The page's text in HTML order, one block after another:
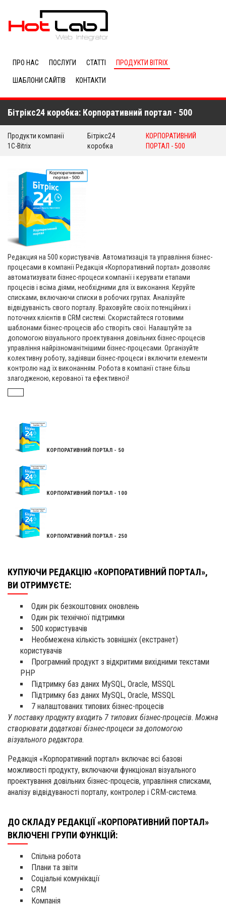
ПРО НАС ПОСЛУГИ СТАТТІ ПРОДУКТИ BITRIX
ШАБЛОНИ САЙТІВ КОНТАКТИ
Бітрікс24 коробка: Корпоративний портал - 500
Продукти компанії
1C-Bitrix
Бітрікс24
коробка
КОРПОРАТИВНИЙ
ПОРТАЛ - 500
Редакция на 500 користувачів. Автоматизація та управління бізнес-
процесами в компанії Редакція «Корпоративний портал» дозволяє
автоматизувати бізнес-процеси компанії і керувати етапами
процесів і всіма діями, необхідними для їх виконання. Керуйте
списками, включаючи списки в робочих групах. Аналізуйте
відвідуваність свого порталу. Враховуйте своїх потенційних і
поточних клієнтів в CRM системі. Скористайтеся готовими
шаблонами бізнес-процесів або створіть свої. Налаштуйте за
допомогою візуального проектування довільних бізнес-процесів
управління найрізноманітнішими бізнес-процесами. Організуйте
колективну роботу, задіявши бізнес-процеси і включити елементи
контролю над їх виконанням. Робота в компанії стане більш
злагодженою, керованої та ефективної!
КОРПОРАТИВНИЙ ПОРТАЛ - 50
КОРПОРАТИВНИЙ ПОРТАЛ - 100
КОРПОРАТИВНИЙ ПОРТАЛ - 250
КУПУЮЧИ РЕДАКЦІЮ «КОРПОРАТИВНИЙ ПОРТАЛ»,
ВИ ОТРИМУЄТЕ:
Один рік безкоштовних оновлень
Один рік технічної підтримки
500 користувачів
Необмежена кількість зовнішніх (екстранет)
користувачів
Програмний продукт з відкритими вихідними текстами
PHP
Підтримку баз даних MySQL, Oracle, MSSQL
Підтримку баз даних MySQL, Oracle, MSSQL
7 налаштованих типових бізнес-процесів
У поставку продукту входить 7 типових бізнес-процесів. Можна
створювати додаткові бізнес-процеси за допомогою
візуального редактора.
Редакція «Корпоративний портал» включає всі базові
можливості продукту, включаючи функціонал візуального
проектування довільних бізнес-процесів, управління списками,
аналізу відвідуваності порталу, контролер і CRM-система.
ДО СКЛАДУ РЕДАКЦІЇ «КОРПОРАТИВНИЙ ПОРТАЛ»
ВКЛЮЧЕНІ ГРУПИ ФУНКЦІЙ:
Спільна робота
Плани та звіти
Cоціальні комунікації
CRM
Компанія